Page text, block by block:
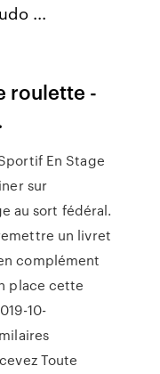
...
roulette -
En Stage
sur
au sort fédéral.
un livret
complément
place cette
10-
Toute